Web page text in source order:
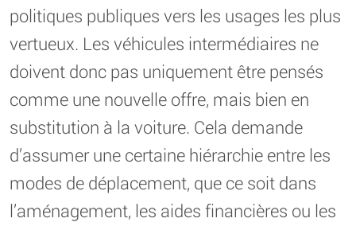
politiques publiques vers les usages les plus
vertueux. Les véhicules intermédiaires ne
doivent donc pas uniquement être pensés
comme une nouvelle offre, mais bien en
substitution à la voiture. Cela demande
d’assumer une certaine hiérarchie entre les
modes de déplacement, que ce soit dans
l’aménagement, les aides financières ou les